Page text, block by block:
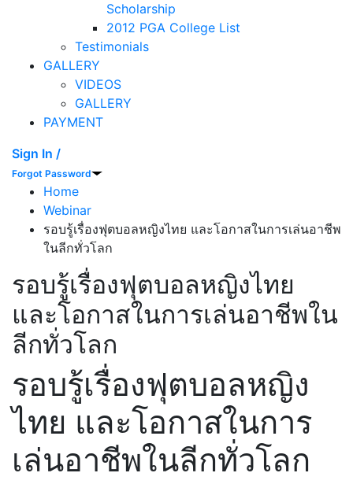
Scholarship
2012 PGA College List
Testimonials
GALLERY
VIDEOS
GALLERY
PAYMENT
Sign In /
Forgot Password
Home
Webinar
รอบรู้เรื่องฟุตบอลหญิงไทย​ และโอกาสในการเล่นอาชีพ
ในลีกทั่วโลก
รอบรู้เรื่องฟุตบอลหญิงไทย​
และโอกาสในการเล่นอาชีพใน
ลีกทั่วโลก
รอบรู้เรื่องฟุตบอลหญิง
ไทย​ และโอกาสในการ
เล่นอาชีพในลีกทั่วโลก